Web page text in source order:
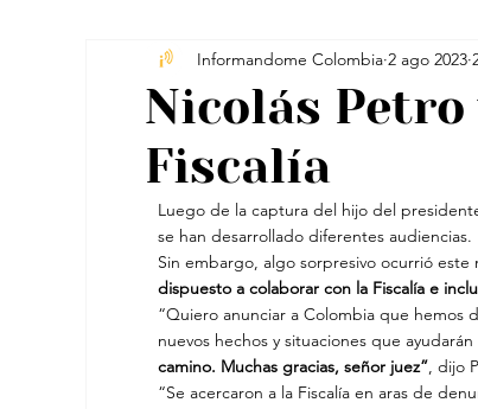
Nicolás
Fiscalía
Informandome Colombia 2 ago 2023
Luego de la captura del hijo del
se han desarrollado diferentes audiencias.
Sin embargo, algo sorpresivo ocurrió este
dispuesto a colaborar con la Fiscalía e
“Quiero anunciar a Colombia que
nuevos hechos y situaciones que ayudarán
camino. Muchas gracias, señor juez”, dijo
“Se acercaron a la Fiscalía en aras de